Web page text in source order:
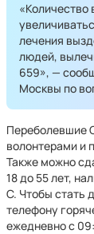
лечения
людей,
659», —
Москвы по
Переболевшие
волонтерами и
Также можно
18 до 55 лет,
С. Чтобы стать
телефону
ежедневно с